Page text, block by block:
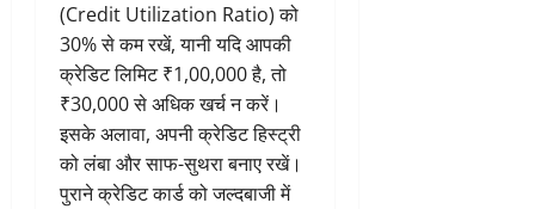
(Credit Utilization Ratio) को
30% से कम रखें, यानी यदि आपकी
क्रेडिट लिमिट ₹1,00,000 है, तो
₹30,000 से अधिक खर्च न करें।
इसके अलावा, अपनी क्रेडिट हिस्ट्री
को लंबा और साफ-सुथरा बनाए रखें।
पुराने क्रेडिट कार्ड को जल्दबाजी में